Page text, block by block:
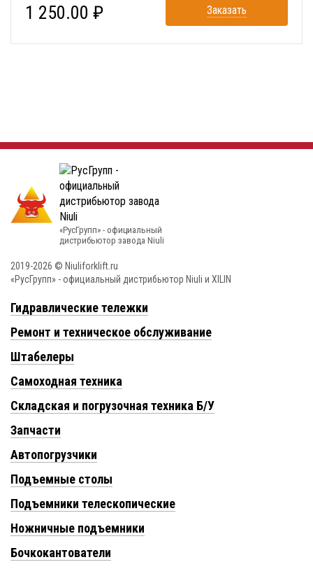
1 250.00 ₽ Заказать
«РусГрупп» - официальный
диcтрибьютор завода Niuli
2019-2026 © Niuliforklift.ru
«РусГрупп» - официальный диcтрибьютор Niuli и XILIN
Гидравлические тележки
Ремонт и техническое обслуживание
Штабелеры
Самоходная техника
Складская и погрузочная техника Б/У
Запчасти
Автопогрузчики
Подъемные столы
Подъемники телескопические
Ножничные подъемники
Бочкокантователи